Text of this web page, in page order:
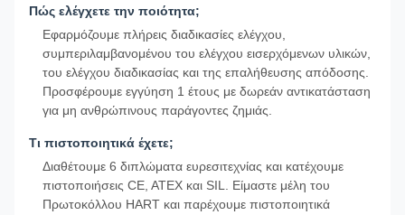
Πώς ελέγχετε την ποιότητα;
Εφαρμόζουμε πλήρεις διαδικασίες ελέγχου,
συμπεριλαμβανομένου του ελέγχου εισερχόμενων υλικών,
του ελέγχου διαδικασίας και της επαλήθευσης απόδοσης.
Προσφέρουμε εγγύηση 1 έτους με δωρεάν αντικατάσταση
για μη ανθρώπινους παράγοντες ζημιάς.
Τι πιστοποιητικά έχετε;
Διαθέτουμε 6 διπλώματα ευρεσιτεχνίας και κατέχουμε
πιστοποιήσεις CE, ATEX και SIL. Είμαστε μέλη του
Πρωτοκόλλου HART και παρέχουμε πιστοποιητικά